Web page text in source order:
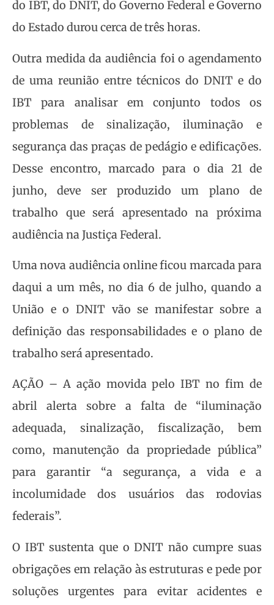
do IBT, do DNIT, do Governo Federal e Governo
do Estado durou cerca de três horas.
Outra medida da audiência foi o agendamento
de uma reunião entre técnicos do DNIT e do
IBT para analisar em conjunto todos os
problemas de sinalização, iluminação e
segurança das praças de pedágio e edificações.
Desse encontro, marcado para o dia 21 de
junho, deve ser produzido um plano de
trabalho que será apresentado na próxima
audiência na Justiça Federal.
Uma nova audiência online ficou marcada para
daqui a um mês, no dia 6 de julho, quando a
União e o DNIT vão se manifestar sobre a
definição das responsabilidades e o plano de
trabalho será apresentado.
AÇÃO – A ação movida pelo IBT no fim de
abril alerta sobre a falta de “iluminação
adequada, sinalização, fiscalização, bem
como, manutenção da propriedade pública”
para garantir “a segurança, a vida e a
incolumidade dos usuários das rodovias
federais”.
O IBT sustenta que o DNIT não cumpre suas
obrigações em relação às estruturas e pede por
soluções urgentes para evitar acidentes e